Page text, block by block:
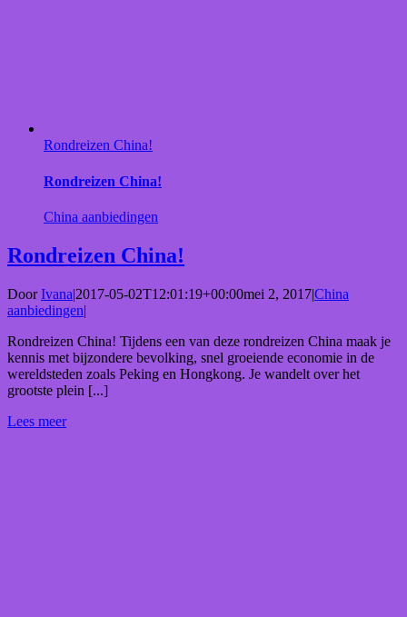
Rondreizen China!
Rondreizen China!
China aanbiedingen
Rondreizen China!
DoorIvana|2017-05-02T12:01:19+00:00mei 2, 2017|China
aanbiedingen|
Rondreizen China! Tijdens een van deze rondreizen China maak je
kennis met bijzondere bevolking, snel groeiende economie in de
wereldsteden zoals Peking en Hongkong. Je wandelt over het
grootste plein [...]
Lees meer